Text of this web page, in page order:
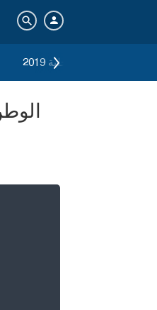
الانتخابات المحلية 2019